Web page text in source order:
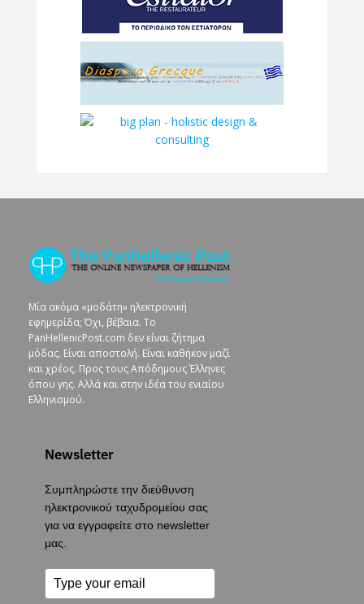
Μία ακόμα «μοδάτη» ηλεκτρονική
εφημερίδα; Όχι, βέβαια. To
PanHellenicPost.com δεν είναι ζήτημα
μόδας. Είναι αποστολή. Είναι καθήκον μαζί
και χρέος. Προς τους Απόδημους Έλληνες
όπου γης. Αλλά και στην ιδέα του ενιαίου
Ελληνισμού.
Newsletter
Συμπληρώστε την διεύθυνση
ηλεκτρονικού ταχυδρομείου σας
για να εγγραφείτε στο newsletter
μας.